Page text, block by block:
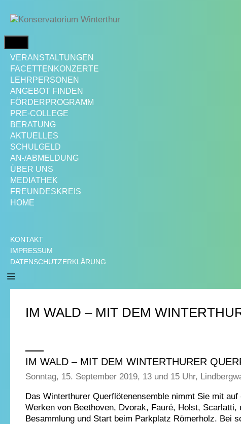
zum
VERANSTALTUNGEN
FACETTENKONZERTE
LEHRPERSONEN
ANGEBOT FINDEN
FÖRDERPROGRAMM
PRE-COLLEGE
BERATUNG
AKTUELLES
SCHULGELD
AN-/ABMELDUNG
ÜBER UNS
MEDIATHEK
FREUNDESKREIS
HOME
KONTAKT
IMPRESSUM
DATENSCHUTZERKLÄRUNG
IM WALD – MIT DEM
IM WALD – MIT DEM WINTERTHURER
Sonntag, 15. September 2019, 13 und 15 Uhr,
Das Winterthurer Querflötenensemble nimmt Sie mit
Werken von Beethoven, Dvorak, Fauré, Holst, Scarlatti,
Besammlung und Start beim Parkplatz Römerholz. Bei